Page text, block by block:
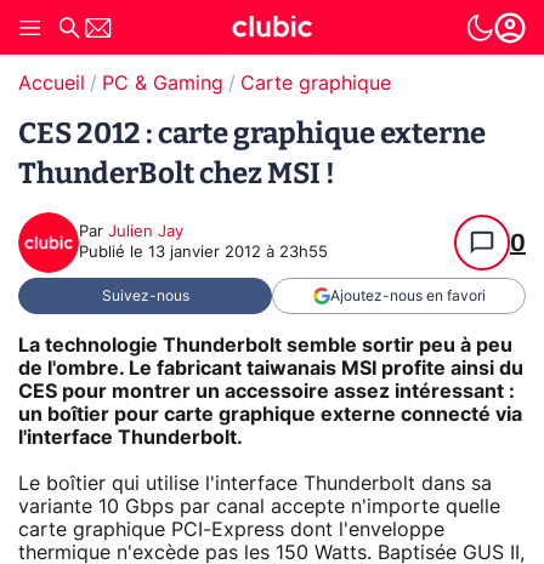
Accueil PC & Gaming Carte graphique
CES 2012 : carte graphique externe
ThunderBolt chez MSI !
Par Julien Jay
Publié le 13 janvier 2012 à 23h55 0
Suivez-nous Ajoutez-nous en favori
La technologie Thunderbolt semble sortir peu à peu
de l'ombre. Le fabricant taiwanais MSI profite ainsi du
CES pour montrer un accessoire assez intéressant :
un boîtier pour carte graphique externe connecté via
l'interface Thunderbolt.
Le boîtier qui utilise l'interface Thunderbolt dans sa
variante 10 Gbps par canal accepte n'importe quelle
carte graphique PCI-Express dont l'enveloppe
thermique n'excède pas les 150 Watts. Baptisée GUS II,